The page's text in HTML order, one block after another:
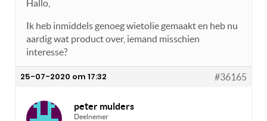
Hallo,
Ik heb inmiddels genoeg wietolie gemaakt en heb nu
aardig wat product over, iemand misschien
interesse?
25-07-2020 om 17:32 #36165
peter mulders
Deelnemer